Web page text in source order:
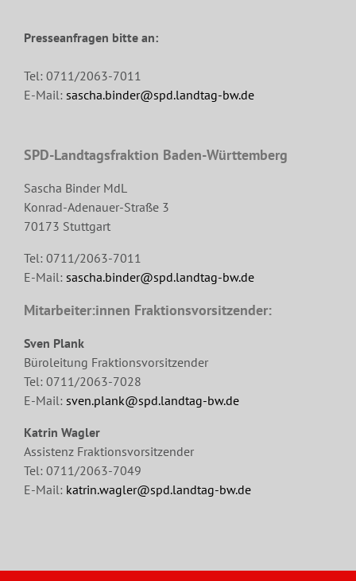
Presseanfragen bitte an:
Tel: 0711/2063-7011
E-Mail: sascha.binder@spd.landtag-bw.de
SPD-Landtagsfraktion Baden-Württemberg
Sascha Binder MdL
Konrad-Adenauer-Straße 3
70173 Stuttgart
Tel: 0711/2063-7011
E-Mail: sascha.binder@spd.landtag-bw.de
Mitarbeiter:innen Fraktionsvorsitzender:
Sven Plank
Büroleitung Fraktionsvorsitzender
Tel: 0711/2063-7028
E-Mail: sven.plank@spd.landtag-bw.de
Katrin Wagler
Assistenz Fraktionsvorsitzender
Tel: 0711/2063-7049
E-Mail: katrin.wagler@spd.landtag-bw.de